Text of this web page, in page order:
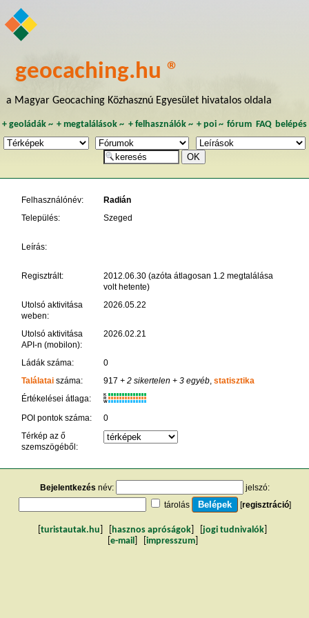
geocaching.hu ®
a Magyar Geocaching Közhasznú Egyesület hivatalos oldala
+ geoládák~ +megtalálások ~ + felhasználók~ + poi~ fórum FAQ belépés
Felhasználónév:
Radián
Település:
Szeged
Leírás:
Regisztrált:
2012.06.30 (azóta átlagosan 1.2 megtalálása
volt hetente)
Utolsó aktivitása
weben:
2026.05.22
Utolsó aktivitása
API-n (mobilon):
2026.02.21
Ládák száma:
0
Találataiszáma: 917 + 2 sikertelen + 3 egyéb, statisztika
Értékelései átlaga:
K
R
W
POI pontok száma:
0
Térkép az ő
szemszögéből:
Bejelentkezés név:
jelszó:
tárolás
[regisztráció]
turistautak.hu hasznos apróságok jogi tudnivalók
e-mail impresszum]